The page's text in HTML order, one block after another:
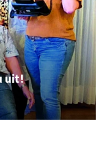
uit!